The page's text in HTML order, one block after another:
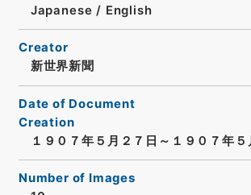
Japanese / English
Creator
新世界新聞
Date of Document
Creation
１９０７年５月２７日～１９０７年５
Number of Images